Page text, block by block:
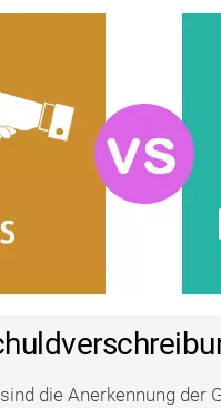
die Anerkennung der